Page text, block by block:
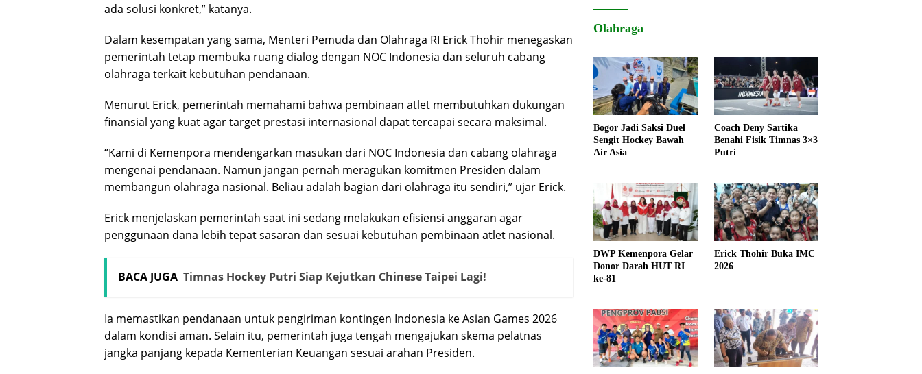
ada solusi konkret,” katanya.
Dalam kesempatan yang sama, Menteri Pemuda dan Olahraga RI Erick Thohir menegaskan
pemerintah tetap membuka ruang dialog dengan NOC Indonesia dan seluruh cabang
olahraga terkait kebutuhan pendanaan.
Menurut Erick, pemerintah memahami bahwa pembinaan atlet membutuhkan dukungan
finansial yang kuat agar target prestasi internasional dapat tercapai secara maksimal.
“Kami di Kemenpora mendengarkan masukan dari NOC Indonesia dan cabang olahraga
mengenai pendanaan. Namun jangan pernah meragukan komitmen Presiden dalam
membangun olahraga nasional. Beliau adalah bagian dari olahraga itu sendiri,” ujar Erick.
Erick menjelaskan pemerintah saat ini sedang melakukan efisiensi anggaran agar
penggunaan dana lebih tepat sasaran dan sesuai kebutuhan pembinaan atlet nasional.
BACA JUGA Timnas Hockey Putri Siap Kejutkan Chinese Taipei Lagi!
Ia memastikan pendanaan untuk pengiriman kontingen Indonesia ke Asian Games 2026
dalam kondisi aman. Selain itu, pemerintah juga tengah mengajukan skema pelatnas
jangka panjang kepada Kementerian Keuangan sesuai arahan Presiden.
Olahraga
Bogor Jadi Saksi Duel
Sengit Hockey Bawah
Air Asia
Coach Deny Sartika
Benahi Fisik Timnas 3×3
Putri
DWP Kemenpora Gelar
Donor Darah HUT RI
ke-81
Erick Thohir Buka IMC
2026